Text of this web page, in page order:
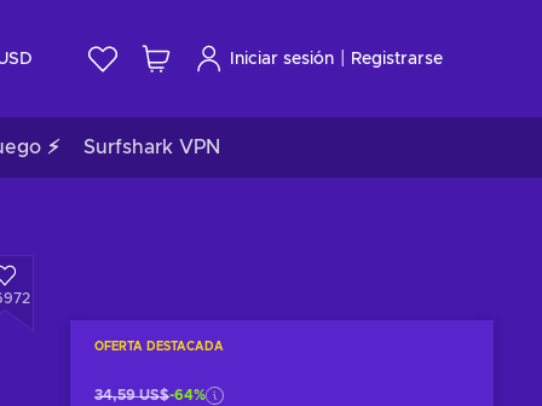
Iniciar sesión Registrarse
⚡ Surfshark VPN
OFERTA DESTACADA
34,59 US$-64%